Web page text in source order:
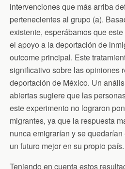
intervenciones que más arriba
pertenecientes al grupo (a).
existente, esperábamos que
el apoyo a la deportación de
outcome principal. Este
significativo sobre las opiniones
deportación de México. Un
abiertas sugiere que las
este experimento no lograron
migrantes, ya que la respuesta
nunca emigrarían y se
un futuro mejor en su propio país.
Teniendo en cuenta estos